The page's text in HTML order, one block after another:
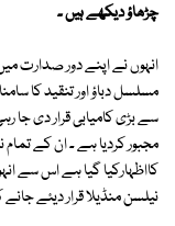
چڑھاؤ دیکھے ہیں ۔
انہوں نے اپنے دور صدارت
مسلسل دباؤ اور تنقید کا
سے بڑی کامیابی قرار دی جا
مجبور کردیا ہے ۔ ان کے
کااظہارکیا گیا ہے اس سے
نیلسن منڈیلا قرار دیئے